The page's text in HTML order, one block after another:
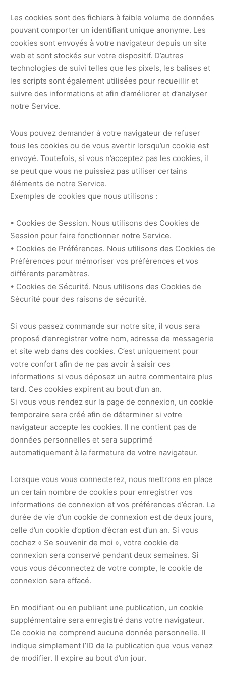
Les cookies sont des fichiers à faible volume de données
pouvant comporter un identifiant unique anonyme. Les
cookies sont envoyés à votre navigateur depuis un site
web et sont stockés sur votre dispositif. D’autres
technologies de suivi telles que les pixels, les balises et
les scripts sont également utilisées pour recueillir et
suivre des informations et afin d’améliorer et d’analyser
notre Service.
Vous pouvez demander à votre navigateur de refuser
tous les cookies ou de vous avertir lorsqu’un cookie est
envoyé. Toutefois, si vous n’acceptez pas les cookies, il
se peut que vous ne puissiez pas utiliser certains
éléments de notre Service.
Exemples de cookies que nous utilisons :
• Cookies de Session. Nous utilisons des Cookies de
Session pour faire fonctionner notre Service.
• Cookies de Préférences. Nous utilisons des Cookies de
Préférences pour mémoriser vos préférences et vos
différents paramètres.
• Cookies de Sécurité. Nous utilisons des Cookies de
Sécurité pour des raisons de sécurité.
Si vous passez commande sur notre site, il vous sera
proposé d’enregistrer votre nom, adresse de messagerie
et site web dans des cookies. C’est uniquement pour
votre confort afin de ne pas avoir à saisir ces
informations si vous déposez un autre commentaire plus
tard. Ces cookies expirent au bout d’un an.
Si vous vous rendez sur la page de connexion, un cookie
temporaire sera créé afin de déterminer si votre
navigateur accepte les cookies. Il ne contient pas de
données personnelles et sera supprimé
automatiquement à la fermeture de votre navigateur.
Lorsque vous vous connecterez, nous mettrons en place
un certain nombre de cookies pour enregistrer vos
informations de connexion et vos préférences d’écran. La
durée de vie d’un cookie de connexion est de deux jours,
celle d’un cookie d’option d’écran est d’un an. Si vous
cochez « Se souvenir de moi », votre cookie de
connexion sera conservé pendant deux semaines. Si
vous vous déconnectez de votre compte, le cookie de
connexion sera effacé.
En modifiant ou en publiant une publication, un cookie
supplémentaire sera enregistré dans votre navigateur.
Ce cookie ne comprend aucune donnée personnelle. Il
indique simplement l’ID de la publication que vous venez
de modifier. Il expire au bout d’un jour.